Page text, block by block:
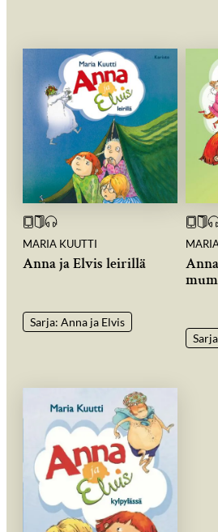
MARIA KUUTTI
Anna ja Elvis leirillä
Sarja: Anna ja Elvis